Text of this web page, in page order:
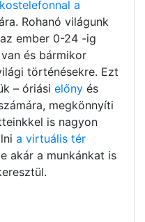
a
Rohanó világunk
ember 0-24 -ig
és bármikor
történésekre. Ezt
– óriási előny és
megkönnyíti
is nagyon
a virtuális tér
akár a munkánkat is